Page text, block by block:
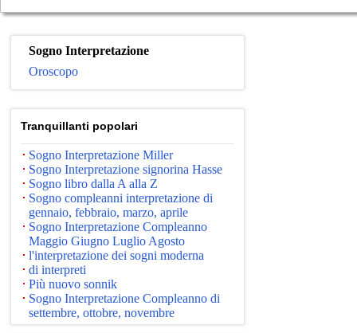
Sogno Interpretazione
Oroscopo
Tranquillanti popolari
Sogno Interpretazione Miller
Sogno Interpretazione signorina Hasse
Sogno libro dalla A alla Z
Sogno compleanni interpretazione di
gennaio, febbraio, marzo, aprile
Sogno Interpretazione Compleanno
Maggio Giugno Luglio Agosto
l'interpretazione dei sogni moderna
di interpreti
Più nuovo sonnik
Sogno Interpretazione Compleanno di
settembre, ottobre, novembre